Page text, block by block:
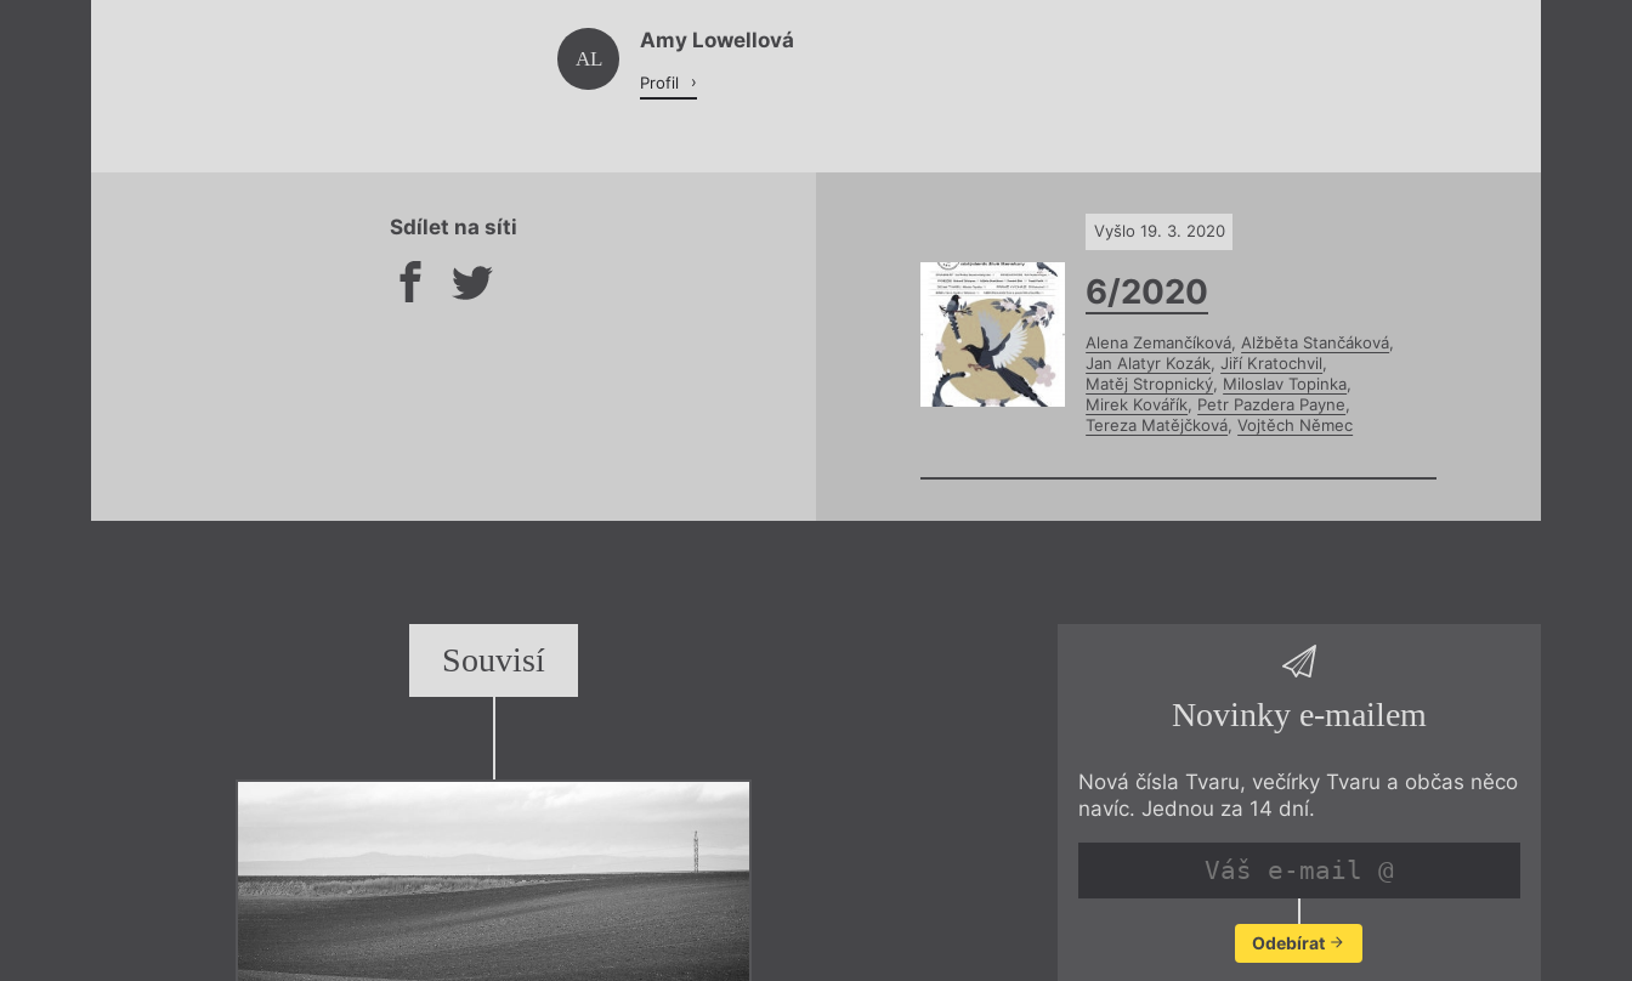
AL
Amy Lowellová
Profil
Sdílet na síti Vyšlo 19. 3. 2020
6/2020
Alena Zemančíková Alžběta Stančáková
Jan Alatyr Kozák Jiří Kratochvil
Matěj Stropnický Miloslav Topinka
Mirek Kovářík
Petr Pazdera Payne
Tereza Matějčková Vojtěch Němec
Souvisí
Novinky e-mailem
Nová čísla Tvaru, večírky Tvaru a občas něco
navíc. Jednou za 14 dní.
Odebírat